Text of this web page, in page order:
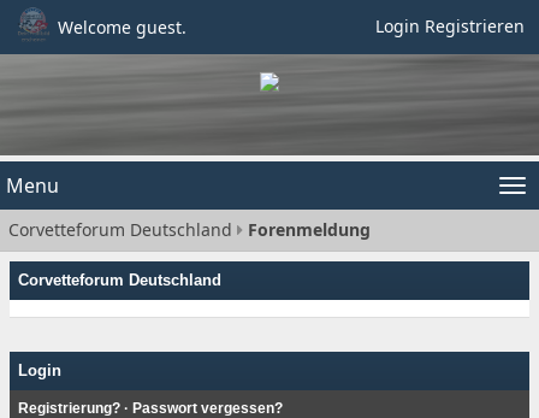
Welcome guest. Login Registrieren
Menu
Corvetteforum Deutschland Forenmeldung
Corvetteforum Deutschland
Login
Registrierung? · Passwort vergessen?